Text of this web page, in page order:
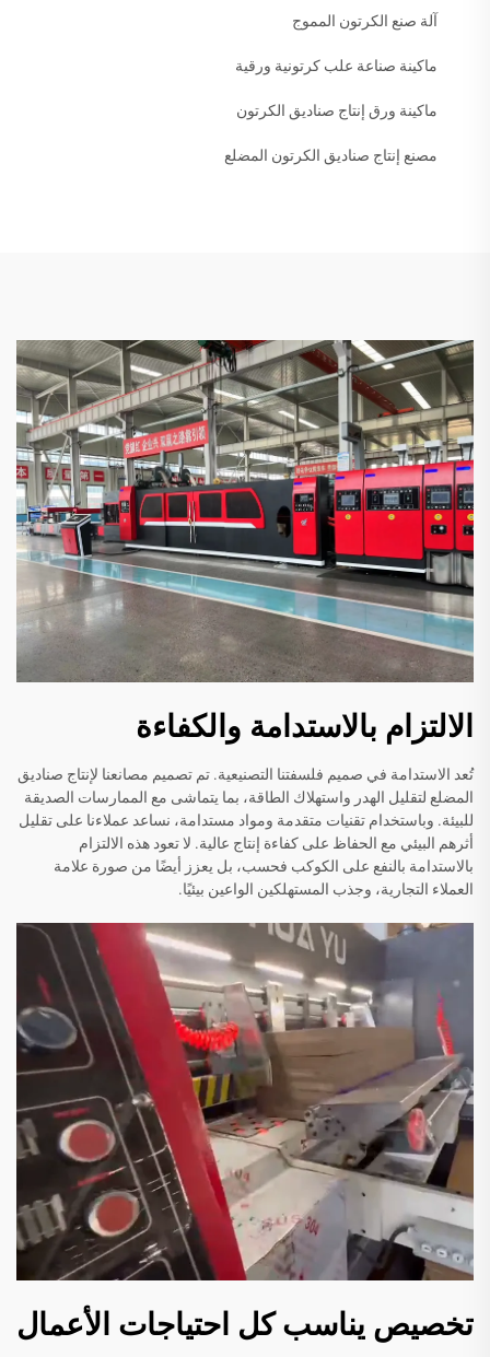
آلة صنع الكرتون المموج
ماكينة صناعة علب كرتونية ورقية
ماكينة ورق إنتاج صناديق الكرتون
مصنع إنتاج صناديق الكرتون المضلع
الالتزام بالاستدامة والكفاءة
تُعد الاستدامة في صميم فلسفتنا التصنيعية. تم تصميم مصانعنا لإنتاج صناديق
المضلع لتقليل الهدر واستهلاك الطاقة، بما يتماشى مع الممارسات الصديقة
للبيئة. وباستخدام تقنيات متقدمة ومواد مستدامة، نساعد عملاءنا على تقليل
أثرهم البيئي مع الحفاظ على كفاءة إنتاج عالية. لا تعود هذه الالتزام
بالاستدامة بالنفع على الكوكب فحسب، بل يعزز أيضًا من صورة علامة
العملاء التجارية، وجذب المستهلكين الواعين بيئيًا.
تخصيص يناسب كل احتياجات الأعمال